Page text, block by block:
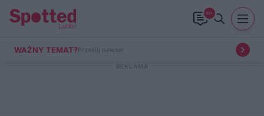
99+
WAŻNY TEMAT?Prześlij newsa!